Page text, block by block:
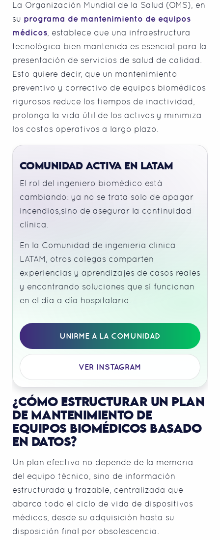
La Organización Mundial de la Salud (OMS), en
su programa de mantenimiento de equipos
médicos , establece que una infraestructura
tecnológica bien mantenida es esencial para la
presentación de servicios de salud de calidad.
Esto quiere decir, que un mantenimiento
preventivo y correctivo de equipos biomédicos
rigurosos reduce los tiempos de inactividad,
prolonga la vida útil de los activos y minimiza
los costos operativos a largo plazo.
COMUNIDAD ACTIVA EN LATAM
El rol del ingeniero biomédico está
cambiando: ya no se trata solo de apagar
incendios,sino de asegurar la continuidad
clínica.
En la Comunidad de ingenieria clinica
LATAM, otros colegas comparten
experiencias y aprendizajes de casos reales
y encontrando soluciones que sí funcionan
en el día a día hospitalario.
UNIRME A LA COMUNIDAD
VER INSTAGRAM
¿CÓMO ESTRUCTURAR UN PLAN
DE MANTENIMIENTO DE
EQUIPOS BIOMÉDICOS BASADO
EN DATOS?
Un plan efectivo no depende de la memoria
del equipo técnico, sino de información
estructurada y trazable, centralizada que
abarca todo el ciclo de vida de dispositivos
médicos, desde su adquisición hasta su
disposición final por obsolescencia.